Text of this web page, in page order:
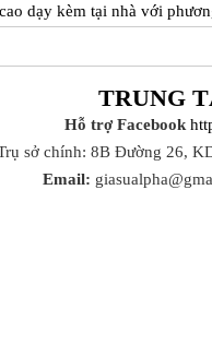
dạy kèm tại nhà với
TRUNG
Hỗ trợ Facebook
sở chính: 8B Đường 26,
Email: